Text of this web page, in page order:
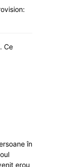
Ce
în
erou